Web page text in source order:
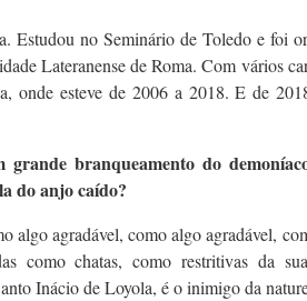
Estudou no Seminário de Toledo e foi
Lateranense de Roma. Com vários
onde esteve de 2006 a 2018. E de
grande branqueamento do
do anjo caído?
algo agradável, como algo agradável,
como chatas, como restritivas da
Inácio de Loyola, é o inimigo da